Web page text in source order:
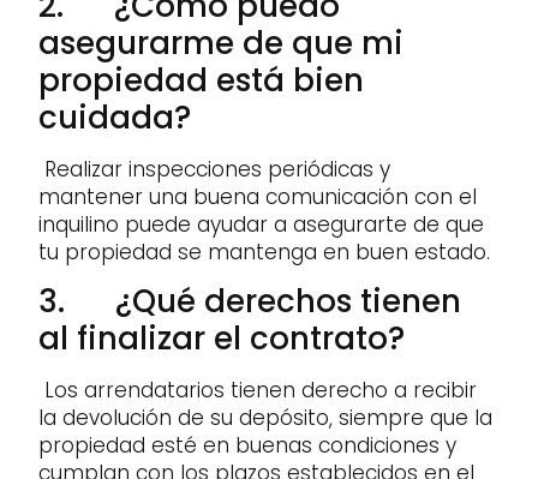
asegurarme de que mi
propiedad está bien
cuidada?
Realizar inspecciones periódicas y
mantener una buena comunicación con el
inquilino puede ayudar a asegurarte de que
tu propiedad se mantenga en buen estado.
3. ¿Qué derechos tienen
al finalizar el contrato?
Los arrendatarios tienen derecho a recibir
la devolución de su depósito, siempre que la
propiedad esté en buenas condiciones y